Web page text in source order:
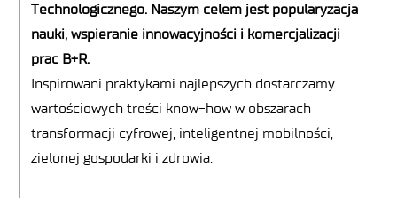
Technologicznego. Naszym celem jest popularyzacja
nauki, wspieranie innowacyjności i komercjalizacji
prac B+R.
Inspirowani praktykami najlepszych dostarczamy
wartościowych treści know-how w obszarach
transformacji cyfrowej, inteligentnej mobilności,
zielonej gospodarki i zdrowia.